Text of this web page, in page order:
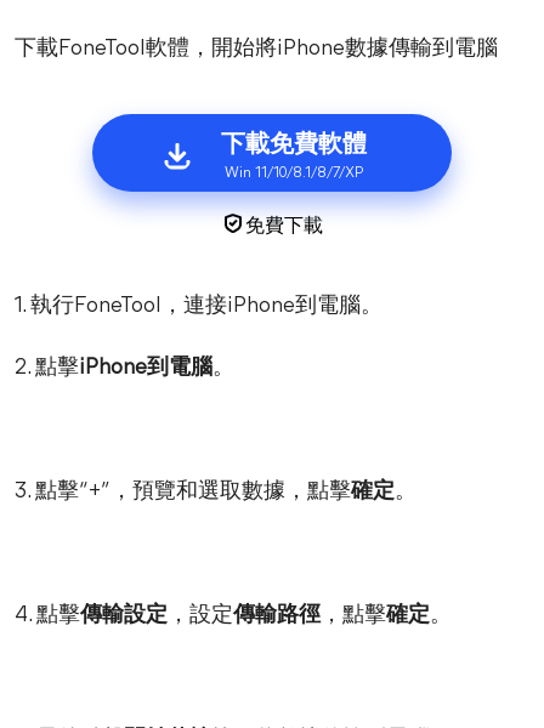
下載FoneTool軟體，開始將iPhone數據傳輸到電腦
下載免費軟體
Win 11/10/8.1/8/7/XP
免費下載
1. 執行FoneTool，連接iPhone到電腦。
2. 點擊iPhone到電腦。
3. 點擊“+”，預覽和選取數據，點擊確定。
4. 點擊傳輸設定 ，設定傳輸路徑，點擊確定。